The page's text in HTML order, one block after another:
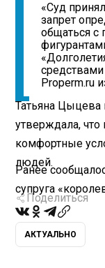
«Суд
запрет
общаться с
Properm.ru
Татьяна Цыцева
утверждала,
комфортные
людей.
Ранее
супруга
Поделиться
АКТУАЛЬНО